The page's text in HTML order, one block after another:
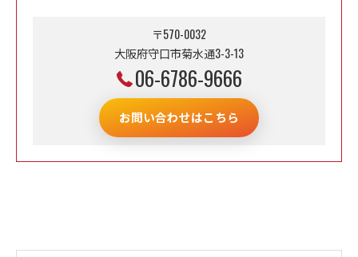
〒570-0032
大阪府守口市菊水通3-3-13
06-6786-9666
お問い合わせはこちら